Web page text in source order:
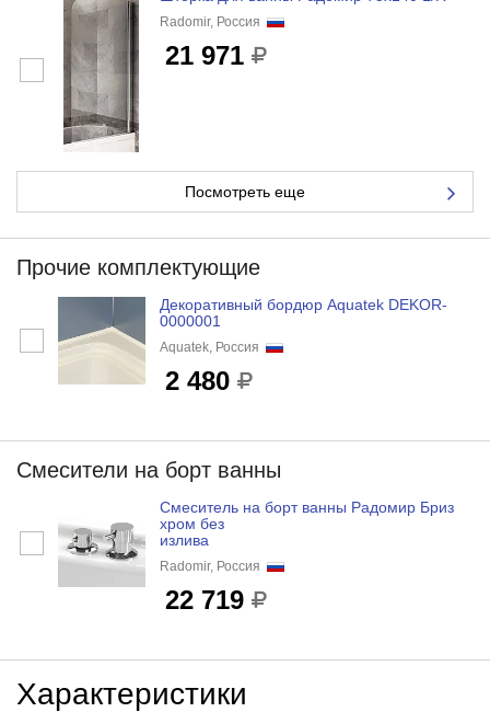
Radomir, Россия
21 971
Посмотреть еще
Прочие комплектующие
Декоративный бордюр Aquatek DEKOR-
0000001
Aquatek, Россия
2 480
Смесители на борт ванны
Смеситель на борт ванны Радомир Бриз
хром без
излива
Radomir, Россия
22 719
Характеристики